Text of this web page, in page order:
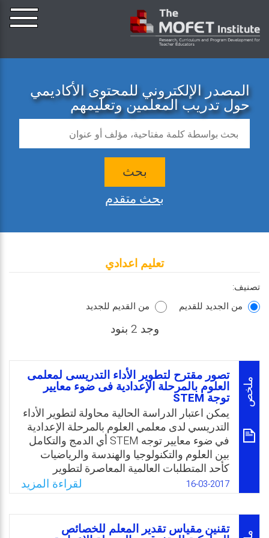
المصدر الإلكتروني للمحتوى الأكاديمي
حول تدريب المعلمين وتعليمهم
بحث
بحث متقدم
تعليم اعدادي
تصنيف:
من الجديد للقديم
من القديم للجديد
وجد 2 بنود
ملخص
تصور مقترح لتطوير الأداء التدريسى لمعلمى
العلوم بالمرحلة الإعدادية فى ضوء معايير
توجة STEM
يمكن اعتبار الدراسة الحالية محاولة لتطوير الأداء
التدريسي لدى معلمي العلوم بالمرحلة الإعدادية
في ضوء معايير توجه STEM أي الدمج والتكامل
بين العلوم والتكنولوجيا والهندسة والرياضيات
كأحد المتطلبات العالمية المعاصرة لتطوير
تدريس العلوم الفعّال؛ وذلك من خلال التعرف
على معايير هذا التوجه؛ ومن ثم اشتقاق
مؤشرات الأداء التدريسي التي يمكن ملاحظتها
وقياسها لدى المعلمين، والتعرف على مستوى
16-03-2017 لقراءة المزيد
تقنين مقياس تقدير المعلم للخصائص